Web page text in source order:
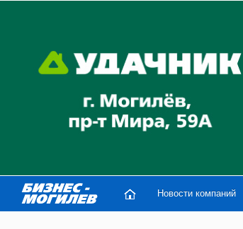
Новости компаний